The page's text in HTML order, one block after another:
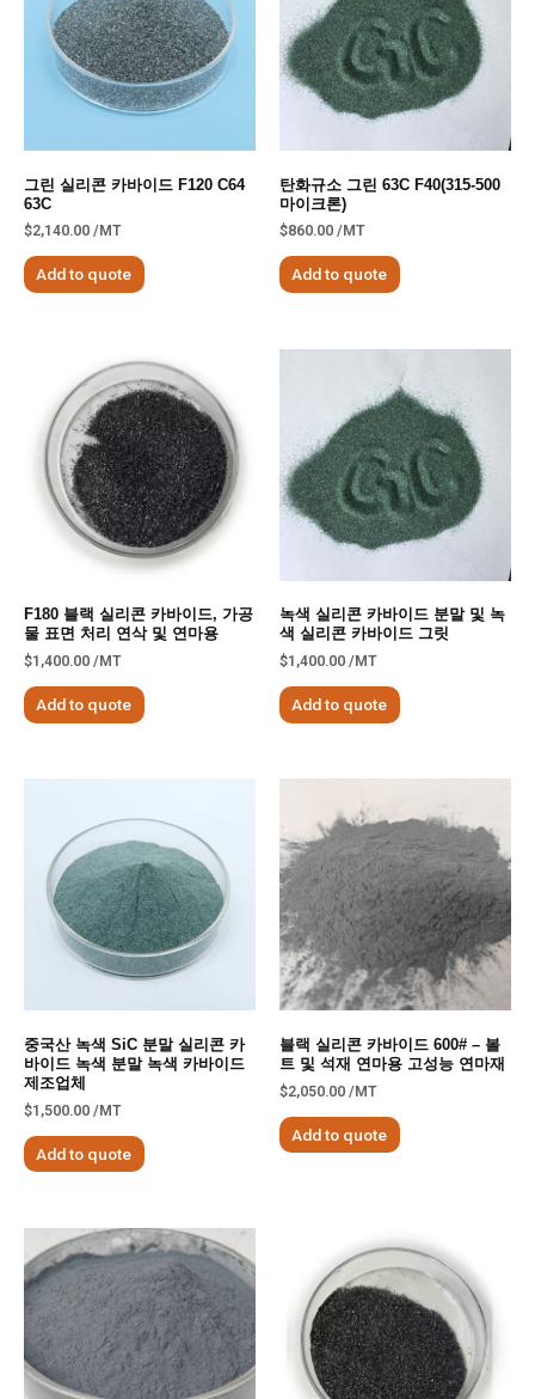
그린 실리콘 카바이드 F120 C64
63C
$2,140.00 /MT
Add to quote
탄화규소 그린 63C F40(315-500
마이크론)
$860.00 /MT
Add to quote
F180 블랙 실리콘 카바이드, 가공
물 표면 처리 연삭 및 연마용
$1,400.00 /MT
Add to quote
녹색 실리콘 카바이드 분말 및 녹
색 실리콘 카바이드 그릿
$1,400.00 /MT
Add to quote
중국산 녹색 SiC 분말 실리콘 카
바이드 녹색 분말 녹색 카바이드
제조업체
$1,500.00 /MT
Add to quote
블랙 실리콘 카바이드 600# – 볼
트 및 석재 연마용 고성능 연마재
$2,050.00 /MT
Add to quote